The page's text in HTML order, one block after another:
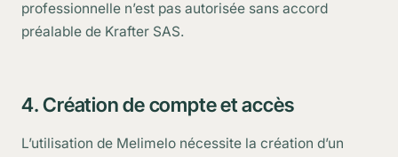
professionnelle n’est pas autorisée sans accord
préalable de Krafter SAS.
4. Création de compte et accès
L’utilisation de Melimelo nécessite la création d’un